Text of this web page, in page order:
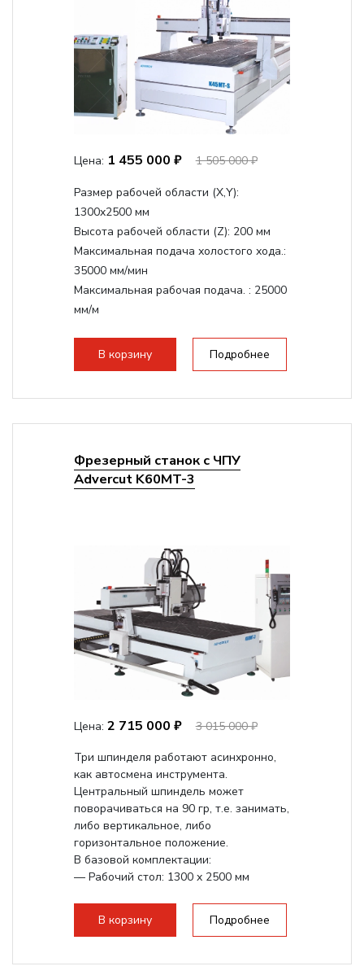
Цена: 1 455 000 ₽ 1 505 000 ₽
Размер рабочей области (Х,Y):
1300x2500 мм
Высота рабочей области (Z): 200 мм
Максимальная подача холостого хода.:
35000 мм/мин
Максимальная рабочая подача. : 25000
мм/м
стандартно:Вакуумный стол
Цанговый патрон:ER32
В корзину Подробнее
Фрезерный станок с ЧПУ
Advercut K60MT-3
Цена: 2 715 000 ₽
3 015 000 ₽
Три шпинделя работают асинхронно,
как автосмена инструмента.
Центральный шпиндель может
поворачиваться на 90 гр, т.е. занимать,
либо вертикальное, либо
горизонтальное положение.
В базовой комплектации:
— Рабочий стол: 1300 x 2500 мм
В корзину
Подробнее